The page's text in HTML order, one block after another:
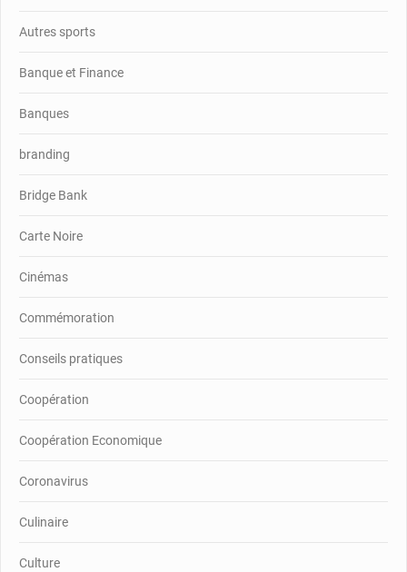
Autres sports
Banque et Finance
Banques
branding
Bridge Bank
Carte Noire
Cinémas
Commémoration
Conseils pratiques
Coopération
Coopération Economique
Coronavirus
Culinaire
Culture